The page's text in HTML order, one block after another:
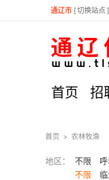
通辽市 [切换站点 ]
首页 招
首页 > 农林牧渔
地区： 不限
不限